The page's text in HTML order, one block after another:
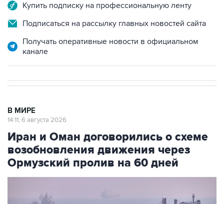
Купить подписку на профессиональную ленту
Подписаться на рассылку главных новостей сайта
Получать оперативные новости в официальном
канале
В МИРЕ
14:11, 6 августа 2026
Иран и Оман договорились о схеме
возобновления движения через
Ормузский пролив на 60 дней